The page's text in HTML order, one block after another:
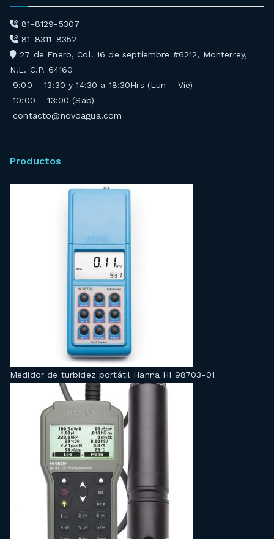
81-8129-5307
81-8311-8352
27 de Enero, Col. 16 de septiembre #6212, Monterrey,
N.L. C.P. 64160
9:00 – 13:30 y 14:30 a 18:30Hrs (Lun – Vie)
10:00 – 13:00 (Sab)
contacto@novoagua.com
Productos
Medidor de turbidez portátil Hanna HI 98703-01